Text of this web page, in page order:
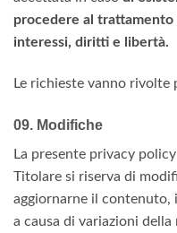
procedere al trattamento
interessi, diritti e libertà.
Le richieste vanno
09. Modifiche
La presente privacy
Titolare si riserva di
aggiornarne il contenuto,
a causa di variazioni